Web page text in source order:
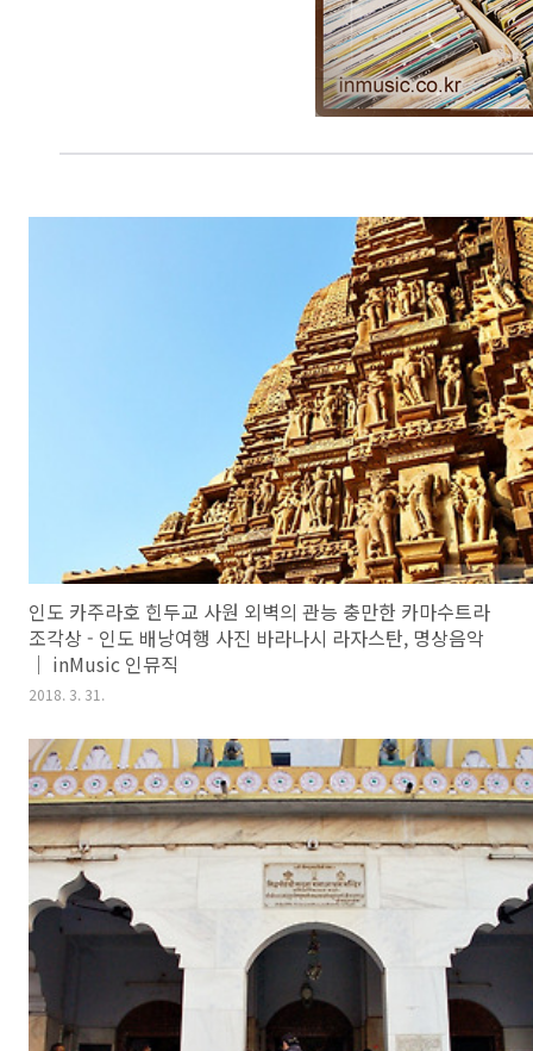
인도 카주라호 힌두교 사원 외벽의 관능 충만한 카마수트라
조각상 - 인도 배낭여행 사진 바라나시 라자스탄, 명상음악
｜ inMusic 인뮤직
2018. 3. 31.